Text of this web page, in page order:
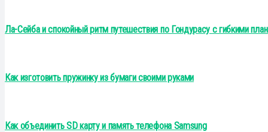
Ла-Сейба и спокойный ритм путешествия по Гондурасу с гибкими
Как изготовить пружинку из бумаги своими руками
Как объединить SD карту и память телефона Samsung